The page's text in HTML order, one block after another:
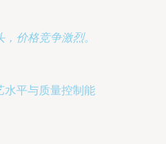
价格竞争激烈。
水平与质量控制能